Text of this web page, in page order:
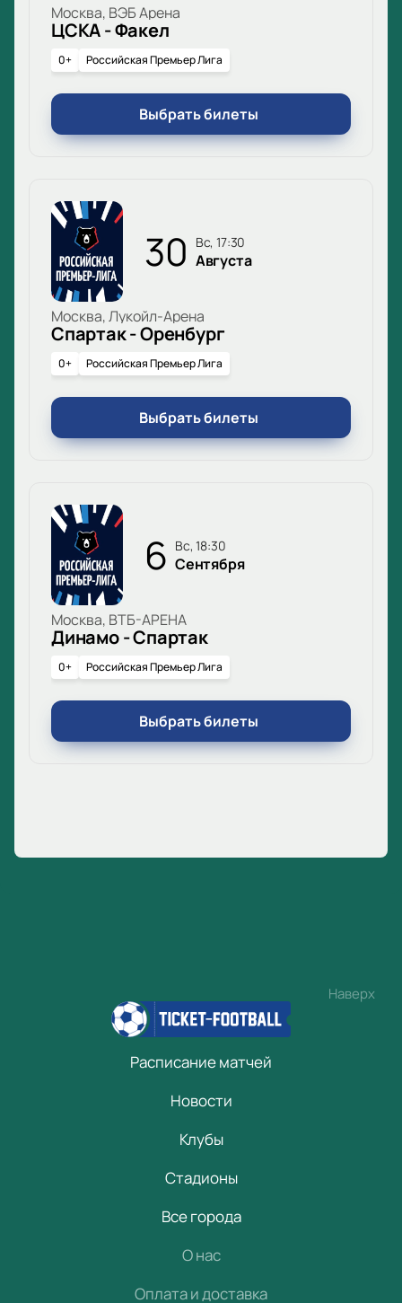
Москва, ВЭБ Арена
ЦСКА - Факел
0+ Российская Премьер Лига
Выбрать билеты
30 вс, 17:30
Августа
Москва, Лукойл-Арена
Спартак - Оренбург
0+ Российская Премьер Лига
Выбрать билеты
6 вс, 18:30
Сентября
Москва, ВТБ-АРЕНА
Динамо - Спартак
0+ Российская Премьер Лига
Выбрать билеты
Наверх
Расписание матчей
Новости
Клубы
Стадионы
Все города
О нас
Оплата и доставка